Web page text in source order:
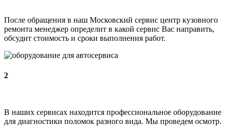
После обращения в наш Московский сервис центр кузовного
ремонта менеджер определит в какой сервис Вас направить,
обсудит стоимость и сроки выполнения работ.
2
В наших сервисах находится профессиональное оборудование
для диагностики поломок разного вида. Мы проведем осмотр.